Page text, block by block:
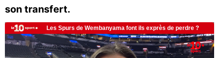
son transfert.